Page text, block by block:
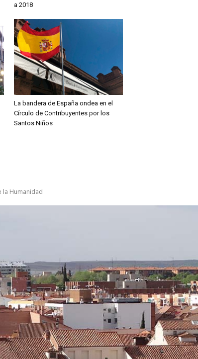
a 2018
La bandera de España ondea en el
Círculo de Contribuyentes por los
Santos Niños